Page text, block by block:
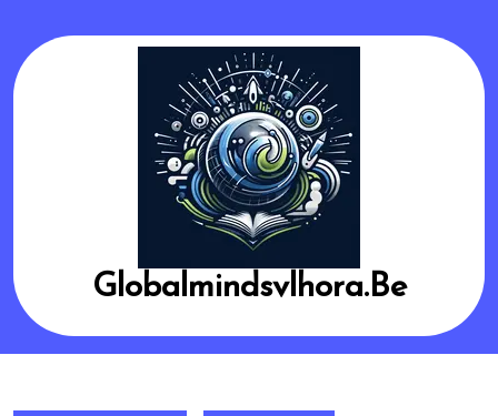
content
Globalmindsvlhora.be